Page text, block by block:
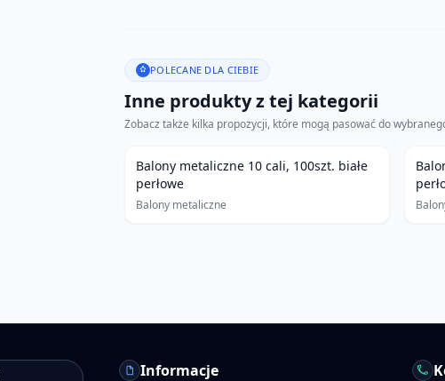
POLECANE DLA CIEBIE
Inne produkty z tej kategorii
Zobacz także kilka propozycji, które mogą pasować do
Balony metaliczne 10 cali, 100szt. białe
perłowe
Balony metaliczne
Informacje